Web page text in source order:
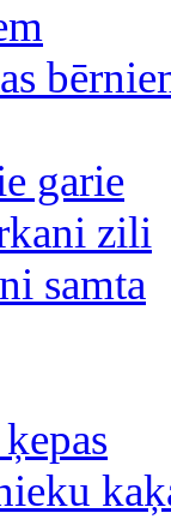
garie
zili
samta